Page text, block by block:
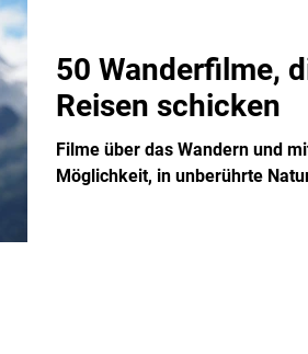
50 Wanderfilme,
Reisen schicken
Filme über das Wandern und
Möglichkeit, in unberührte